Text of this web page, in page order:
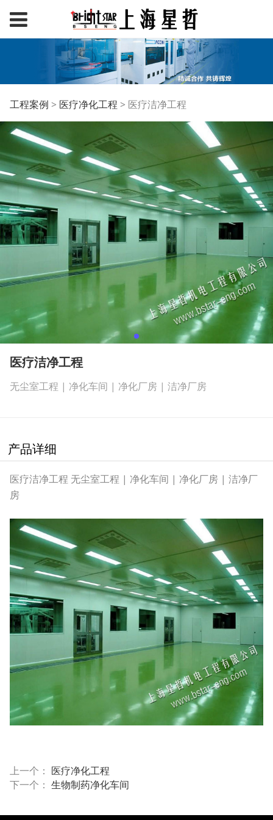
医疗洁净工程
工程案例 > 医疗净化工程 > 医疗洁净工程
医疗洁净工程
无尘室工程 | 净化车间 | 净化厂房 | 洁净厂房
产品详细
医疗洁净工程 无尘室工程 | 净化车间 | 净化厂房 | 洁净厂
房
上一个： 医疗净化工程
下一个： 生物制药净化车间